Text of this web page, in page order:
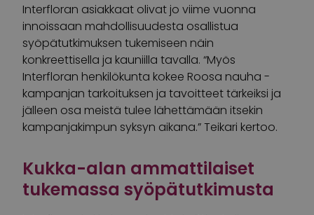
Interfloran asiakkaat olivat jo viime vuonna
innoissaan mahdollisuudesta osallistua
syöpätutkimuksen tukemiseen näin
konkreettisella ja kauniilla tavalla. “Myös
Interfloran henkilökunta kokee Roosa nauha -
kampanjan tarkoituksen ja tavoitteet tärkeiksi ja
jälleen osa meistä tulee lähettämään itsekin
kampanjakimpun syksyn aikana.” Teikari kertoo.
Kukka-alan ammattilaiset
tukemassa syöpätutkimusta